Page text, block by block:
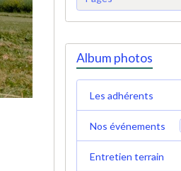
Album photos
Les adhérents
Nos événements
Entretien terrain